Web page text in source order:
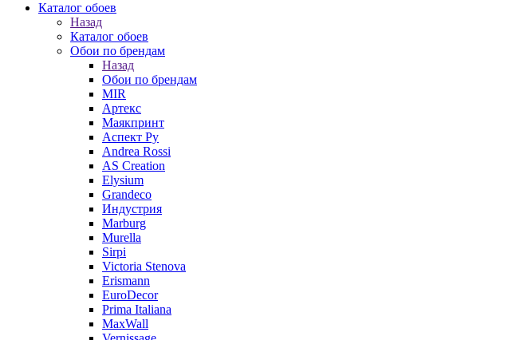
Каталог обоев
Назад
Каталог обоев
Обои по брендам
Назад
Обои по брендам
MIR
Артекс
Маякпринт
Аспект Ру
Andrea Rossi
AS Creation
Elysium
Grandeco
Индустрия
Marburg
Murella
Sirpi
Victoria Stenova
Erismann
EuroDecor
Prima Italiana
MaxWall